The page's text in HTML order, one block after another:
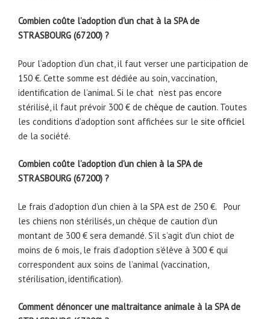
Combien coûte l’adoption d’un chat à la SPA de
STRASBOURG (67200) ?
Pour l’adoption d’un chat, il faut verser une participation de
150 €. Cette somme est dédiée au soin, vaccination,
identification de l’animal. Si le chat n’est pas encore
stérilisé, il faut prévoir 300 € de chèque de caution. Toutes
les conditions d’adoption sont affichées sur le site officiel
de la société.
Combien coûte l’adoption d’un chien à la SPA de
STRASBOURG (67200) ?
Le frais d’adoption d’un chien à la SPA est de 250 €. Pour
les chiens non stérilisés, un chèque de caution d’un
montant de 300 € sera demandé. S’il s’agit d’un chiot de
moins de 6 mois, le frais d’adoption s’élève à 300 € qui
correspondent aux soins de l’animal (vaccination,
stérilisation, identification).
Comment dénoncer une maltraitance animale à la SPA de